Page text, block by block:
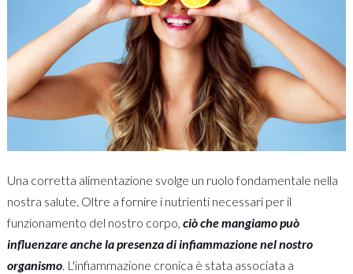
Una corretta alimentazione svolge un ruolo fondamentale nella
nostra salute. Oltre a fornire i nutrienti necessari per il
funzionamento del nostro corpo, ciò che mangiamo può
influenzare anche la presenza di infiammazione nel nostro
organismo. L'infiammazione cronica è stata associata a